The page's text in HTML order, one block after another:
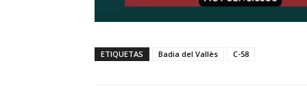
ETIQUETAS Badia del Vallès C-58